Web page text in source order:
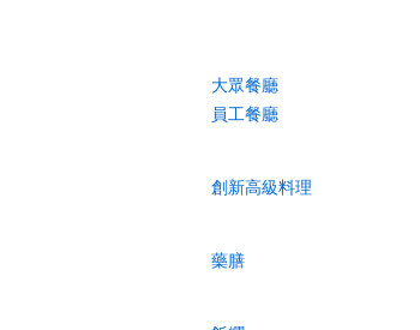
大眾餐廳
員工餐廳
創新高級料理
藥膳